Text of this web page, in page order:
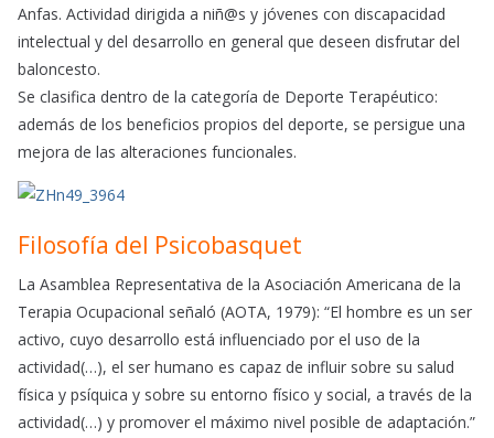
Anfas. Actividad dirigida a niñ@s y jóvenes con discapacidad
intelectual y del desarrollo en general que deseen disfrutar del
baloncesto.
Se clasifica dentro de la categoría de Deporte Terapéutico:
además de los beneficios propios del deporte, se persigue una
mejora de las alteraciones funcionales.
Filosofía del Psicobasquet
La Asamblea Representativa de la Asociación Americana de la
Terapia Ocupacional señaló (AOTA, 1979): “El hombre es un ser
activo, cuyo desarrollo está influenciado por el uso de la
actividad(…), el ser humano es capaz de influir sobre su salud
física y psíquica y sobre su entorno físico y social, a través de la
actividad(…) y promover el máximo nivel posible de adaptación.”